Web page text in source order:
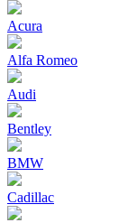
Acura
Alfa Romeo
Audi
Bentley
BMW
Cadillac